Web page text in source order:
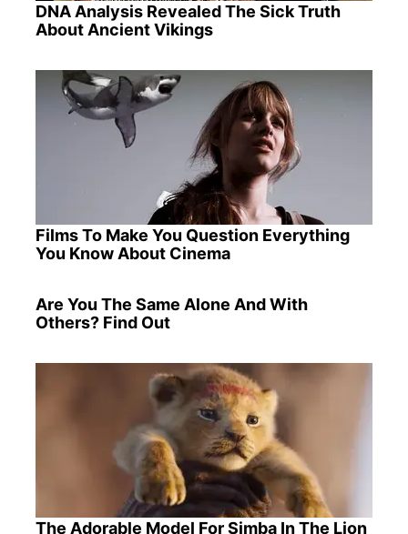
DNA Analysis Revealed The Sick Truth
About Ancient Vikings
Films To Make You Question Everything
You Know About Cinema
Are You The Same Alone And With
Others? Find Out
The Adorable Model For Simba In The Lion